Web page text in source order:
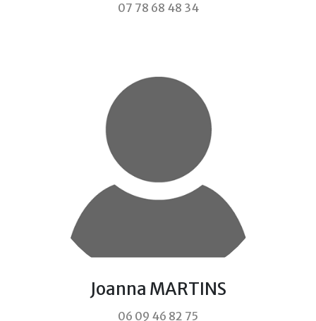
07 78 68 48 34
Joanna MARTINS
06 09 46 82 75